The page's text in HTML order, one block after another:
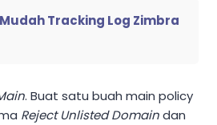
Tracking Log Zimbra
. Buat satu buah main policy
Reject Unlisted Domaindan